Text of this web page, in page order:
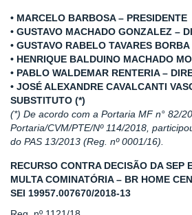
• MARCELO BARBOSA – PRESIDENTE
• GUSTAVO MACHADO GONZALEZ –
• GUSTAVO RABELO TAVARES
• HENRIQUE BALDUINO MACHADO
• PABLO WALDEMAR RENTERIA –
• JOSÉ ALEXANDRE CAVALCANTI
SUBSTITUTO (*)
(*) De acordo com a Portaria MF n° 82/
Portaria/CVM/PTE/Nº 114/2018,
do PAS 13/2013 (Reg. nº 0001/16).
RECURSO CONTRA DECISÃO DA SEP
MULTA COMINATÓRIA – BR HOME
SEI 19957.007670/2018-13